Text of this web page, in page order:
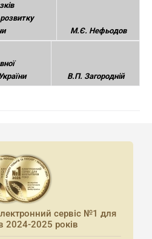
М.Є. Нефьодов
В.П. Загородній
сервіс №1 для
2024-2025 років